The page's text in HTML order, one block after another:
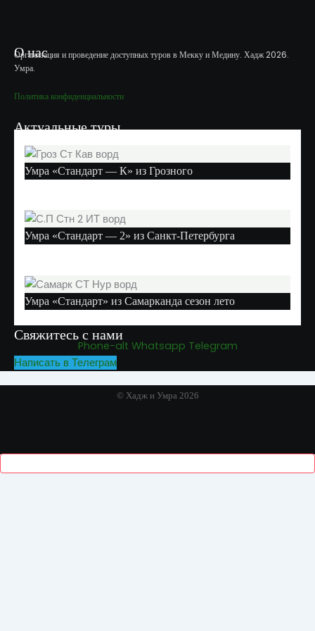
О нас
Организация и проведение доступных туров в Мекку и Медину. Хадж 2026.
Умра.
Политика конфиденциальности
Актуальные туры
Умра «Стандарт — К» из Грозного
Умра «Стандарт — 2» из Санкт-Петербурга
Умра «Стандарт» из Самарканда сезон лето
Свяжитесь с нами
Phone-alt Whatsapp Telegram
Написать в Телеграм
© Хадж и Умра 2026